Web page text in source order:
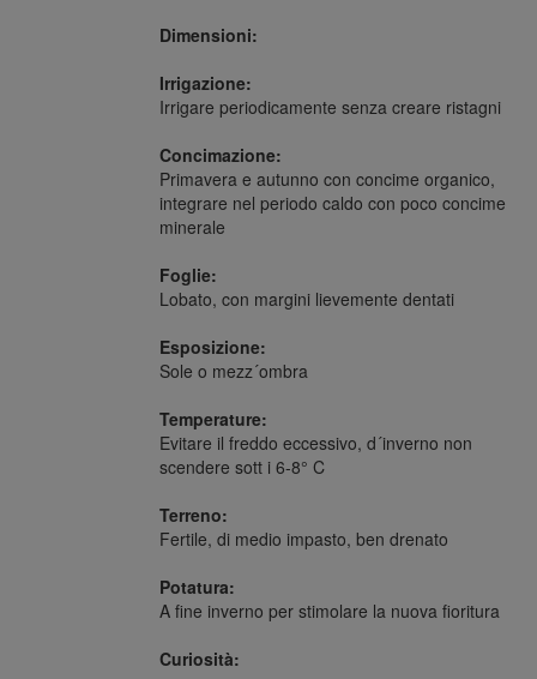
Dimensioni:
Irrigazione:
Irrigare periodicamente senza creare ristagni
Concimazione:
Primavera e autunno con concime organico,
integrare nel periodo caldo con poco concime
minerale
Foglie:
Lobato, con margini lievemente dentati
Esposizione:
Sole o mezz´ombra
Temperature:
Evitare il freddo eccessivo, d´inverno non
scendere sott i 6-8° C
Terreno:
Fertile, di medio impasto, ben drenato
Potatura:
A fine inverno per stimolare la nuova fioritura
Curiosità: